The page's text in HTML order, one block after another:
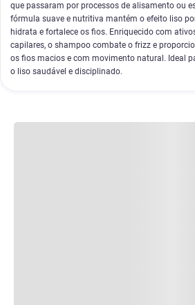
que passaram por processos de alisamento ou
fórmula suave e nutritiva mantém o efeito liso
hidrata e fortalece os fios. Enriquecido com
capilares, o shampoo combate o frizz e
os fios macios e com movimento natural. Ideal
o liso saudável e disciplinado.